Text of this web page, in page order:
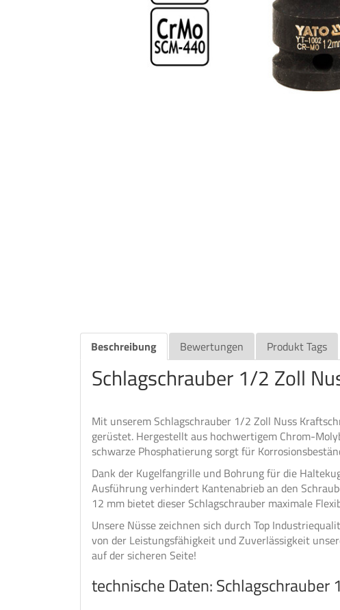
Beschreibung Bewertungen Produkt Tags
Schlagschrauber 1/2 Zoll
Mit unserem Schlagschrauber 1/2 Zoll Nuss
gerüstet. Hergestellt aus hochwertigem Chrom-
schwarze Phosphatierung sorgt für
Dank der Kugelfangrille und Bohrung für die
Ausführung verhindert Kantenabrieb an den
12 mm bietet dieser Schlagschrauber maximale
Unsere Nüsse zeichnen sich durch Top
von der Leistungsfähigkeit und Zuverlässigkeit
auf der sicheren Seite!
technische Daten: